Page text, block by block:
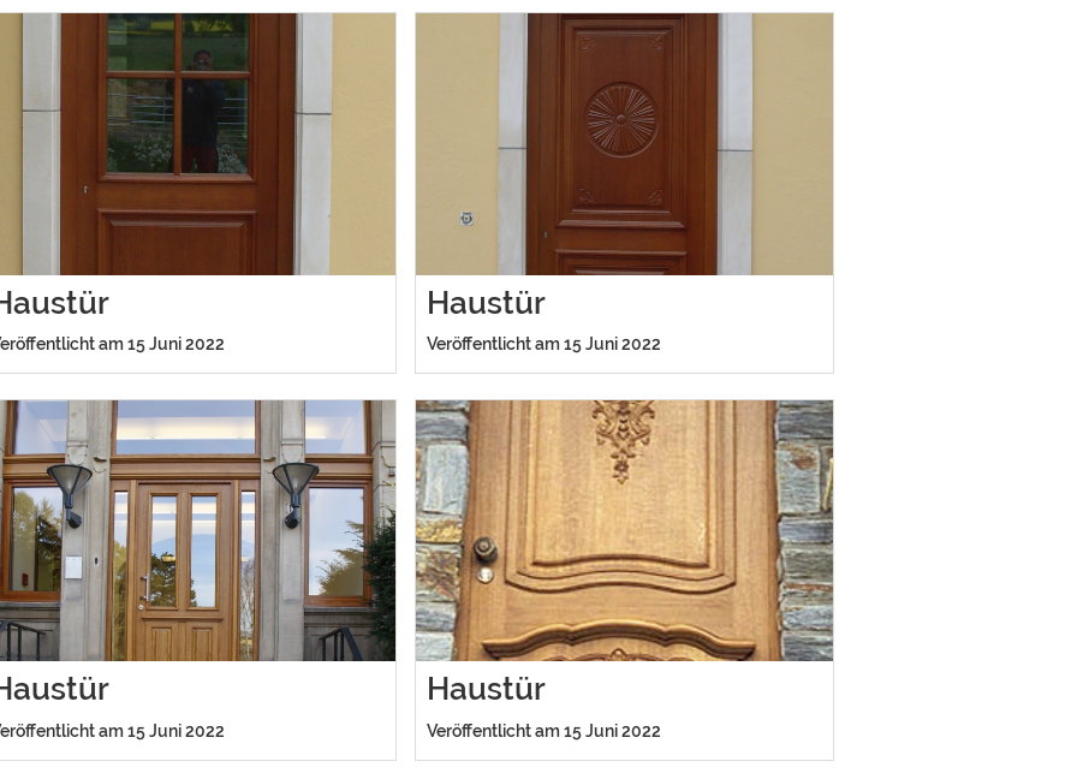
am 15 Juni 2022
Haustür
Veröffentlicht am 15 Juni 2022
am 15 Juni 2022
Haustür
Veröffentlicht am 15 Juni 2022